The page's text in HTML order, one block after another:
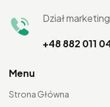
Dział
+48 882 011
Menu
Strona Główna